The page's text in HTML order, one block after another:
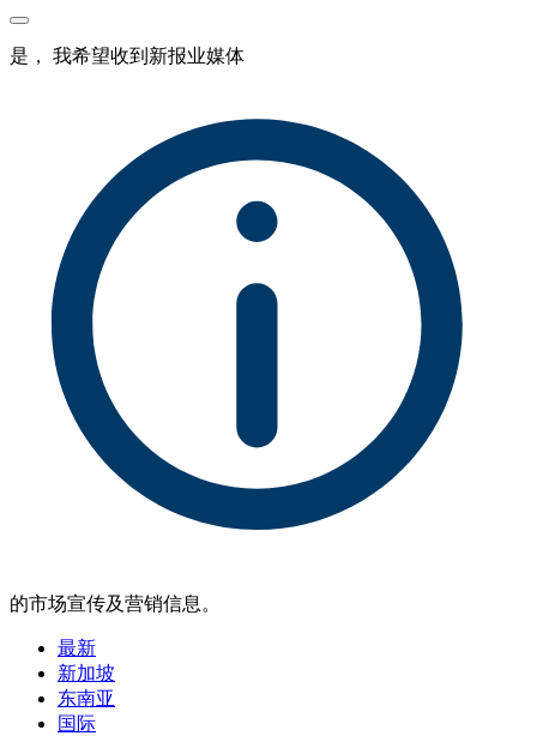
是， 我希望收到新报业媒体
的市场宣传及营销信息。
最新
新加坡
东南亚
国际